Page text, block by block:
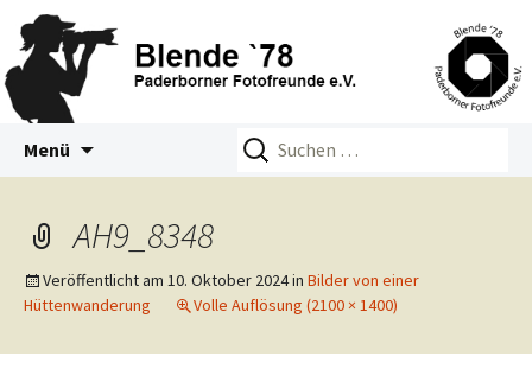
Blende 78 – Paderborner
Fotofreunde e.V.
Menü
Suchen
nach:
AH9_8348
Veröffentlicht am 10. Oktober 2024in Bilder von einer
Hüttenwanderung
Volle Auflösung (2100 × 1400)